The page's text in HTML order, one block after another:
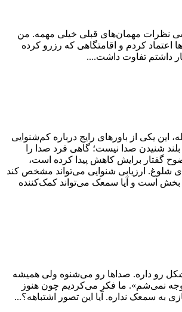
نظرات مهمان‌های قبلی خیلی مهمه. من
کردم و اقامتگاهی که رزرو کرده
داشتم تفاوت داشت....
این یکی از باورهای رایج درباره کم‌شنوایی
شنیدن صدا نیست؛ گاهی فرد صدا را
گفتار برایش کاهش پیدا کرده است،
ارزیابی شنوایی می‌تواند مشخص کند
بخش است و آیا سمعک می‌تواند کمک‌کننده
رو داره. صداها رو می‌شنوه ولی همیشه
نمی‌شم». ما فکر می‌کردیم چون هنوز
به سمعک نداره. آیا این تصور اشتباهه؟...